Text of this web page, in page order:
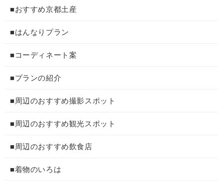
■おすすめ京都土産
■はんなりプラン
■コーディネート案
■プランの紹介
■周辺のおすすめ撮影スポット
■周辺のおすすめ観光スポット
■周辺のおすすめ飲食店
■着物のいろは